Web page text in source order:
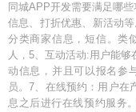
同城APP开发需要满足哪
信息、打折优惠、新活动
分类商家信息，短信。类
人，5、互动活动:用户能
动信息，并且可以报名参
员。7、在线预约：用户在
息之后进行在线预约服务